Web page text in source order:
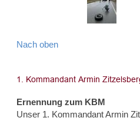
Nach oben
Ernennung zum KBM
Unser 1. Kommandant Armin